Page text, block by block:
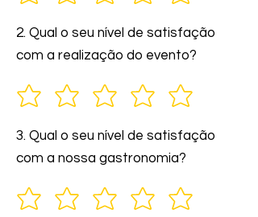
2. Qual o seu nível de satisfação
com a realização do evento?
3. Qual o seu nível de satisfação
com a nossa gastronomia?